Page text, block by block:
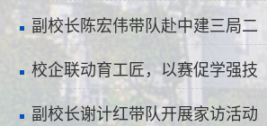
功——武昌区2026年度转业军
副校长陈宏伟带队赴中建三局二
公司检测与测量中心调研
校企联动育工匠，以赛促学强技
能——长江武汉航道工程局第
副校长谢计红带队开展家访活动